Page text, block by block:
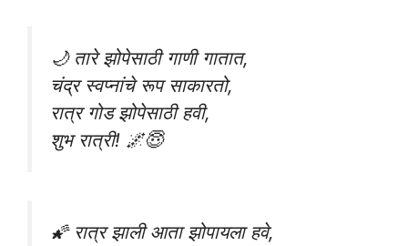
🌙 तारे झोपेसाठी गाणी गातात,
चंद्र स्वप्नांचे रूप साकारतो,
रात्र गोड झोपेसाठी हवी,
शुभ रात्री! 🌌😇
🌠 रात्र झाली आता झोपायला हवे,